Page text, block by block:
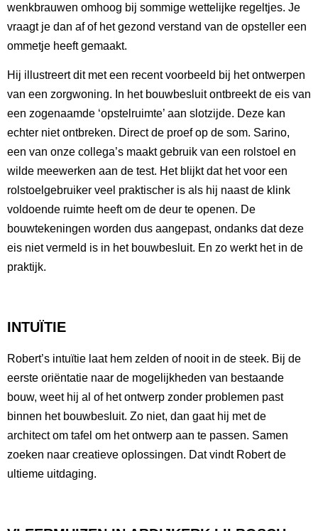
wenkbrauwen omhoog bij sommige wettelijke regeltjes. Je
vraagt je dan af of het gezond verstand van de opsteller een
ommetje heeft gemaakt.
Hij illustreert dit met een recent voorbeeld bij het ontwerpen
van een zorgwoning. In het bouwbesluit ontbreekt de eis van
een zogenaamde ‘opstelruimte’ aan slotzijde. Deze kan
echter niet ontbreken. Direct de proef op de som. Sarino,
een van onze collega’s maakt gebruik van een rolstoel en
wilde meewerken aan de test. Het blijkt dat het voor een
rolstoelgebruiker veel praktischer is als hij naast de klink
voldoende ruimte heeft om de deur te openen. De
bouwtekeningen worden dus aangepast, ondanks dat deze
eis niet vermeld is in het bouwbesluit. En zo werkt het in de
praktijk.
INTUÏTIE
Robert’s intuïtie laat hem zelden of nooit in de steek. Bij de
eerste oriëntatie naar de mogelijkheden van bestaande
bouw, weet hij al of het ontwerp zonder problemen past
binnen het bouwbesluit. Zo niet, dan gaat hij met de
architect om tafel om het ontwerp aan te passen. Samen
zoeken naar creatieve oplossingen. Dat vindt Robert de
ultieme uitdaging.